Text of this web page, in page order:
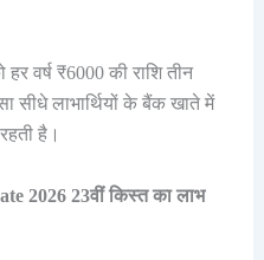
वर्ष ₹6000 की राशि तीन
सीधे लाभार्थियों के बैंक खाते में
है।
2026 23वीं किस्त का लाभ